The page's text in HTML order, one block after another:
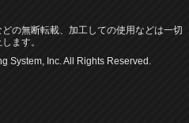
の無断転載、加工しての使用などは一切
ます。
System, Inc. All Rights Reserved.